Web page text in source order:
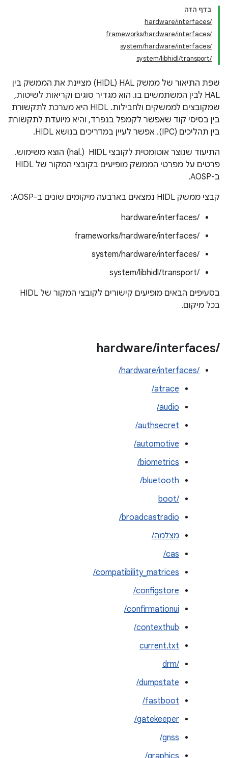
בדף הזה
/hardware/interfaces
/frameworks/hardware/interfaces
/system/hardware/interfaces
/system/libhidl/transport
שפת התיאור של ממשק HAL‏ (HIDL) מציינת את הממשק בין
HAL לבין המשתמשים בו. הוא מגדיר סוגים וקריאות לשיטות,
שמקובצים לממשקים ולחבילות. ‫HIDL היא מערכת לתקשורת
בין בסיסי קוד שאפשר לקמפל בנפרד, והיא מיועדת לתקשורת
בין תהליכים (IPC). אפשר לעיין במדריכים בנושא HIDL.
התיעוד שנוצר אוטומטית לקובצי HIDL ‏ (.hal) הוצא משימוש.
פרטים על מפרטי הממשק מופיעים בקובצי המקור של HIDL
ב-AOSP.
קבצי ממשק HIDL נמצאים בארבעה מיקומים שונים ב-AOSP:
/hardware/interfaces
/frameworks/hardware/interfaces
/system/hardware/interfaces
/system/libhidl/transport
בסעיפים הבאים מופיעים קישורים לקובצי המקור של HIDL
בכל מיקום.
/
hardware/interfaces
/hardware/interfaces/
atrace/
audio/
authsecret/
automotive/
biometrics/
bluetooth/
boot/‎
broadcastradio/
מצלמה/
cas/
compatibility_matrices/
configstore/
confirmationui/
contexthub/
current.txt
drm/‎
dumpstate/
fastboot/
gatekeeper/
gnss/
graphics/